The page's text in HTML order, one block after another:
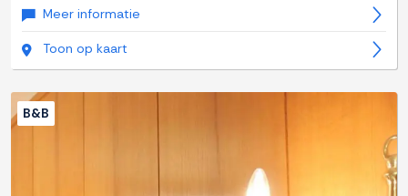
Meer informatie
Toon op kaart
B&B